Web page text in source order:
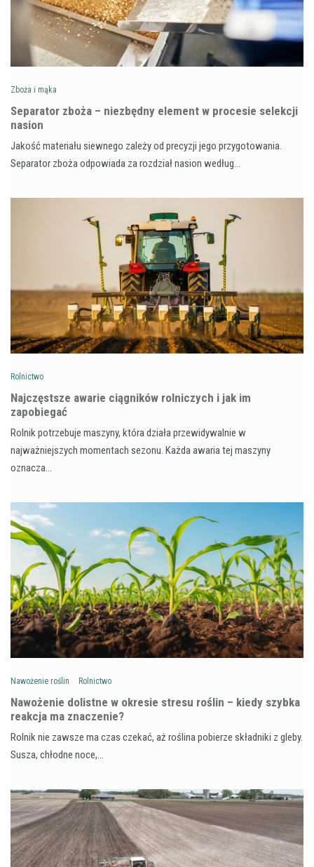
Zboża i mąka
Separator zboża – niezbędny element w procesie selekcji
nasion
Jakość materiału siewnego zależy od precyzji jego przygotowania.
Separator zboża odpowiada za rozdział nasion według…
Rolnictwo
Najczęstsze awarie ciągników rolniczych i jak im
zapobiegać
Rolnik potrzebuje maszyny, która działa przewidywalnie w
najważniejszych momentach sezonu. Każda awaria tej maszyny
oznacza…
Nawożenie roślin Rolnictwo
Nawożenie dolistne w okresie stresu roślin – kiedy szybka
reakcja ma znaczenie?
Rolnik nie zawsze ma czas czekać, aż roślina pobierze składniki z gleby.
Susza, chłodne noce,…